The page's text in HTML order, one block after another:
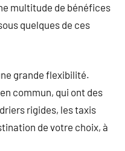
multitude de bénéfices
quelques de ces
grande flexibilité.
commun, qui ont des
rigides, les taxis
de votre choix, à